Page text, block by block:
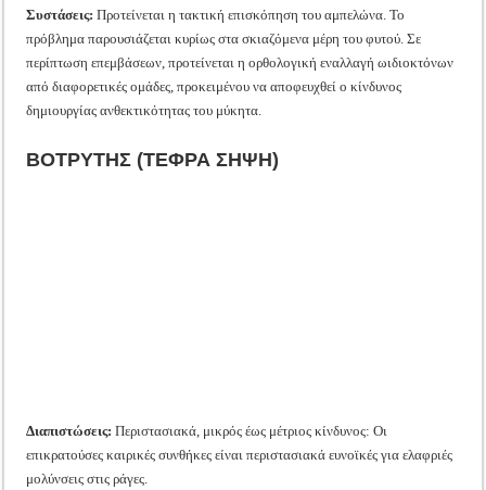
Συστάσεις: Προτείνεται η τακτική επισκόπηση του αμπελώνα. Το
πρόβλημα παρουσιάζεται κυρίως στα σκιαζόμενα μέρη του φυτού. Σε
περίπτωση επεμβάσεων, προτείνεται η ορθολογική εναλλαγή ωιδιοκτόνων
από διαφορετικές ομάδες, προκειμένου να αποφευχθεί ο κίνδυνος
δημιουργίας ανθεκτικότητας του μύκητα.
ΒΟΤΡΥΤΗΣ (ΤΕΦΡΑ ΣΗΨΗ)
Διαπιστώσεις: Περιστασιακά, μικρός έως μέτριος κίνδυνος: Οι
επικρατούσες καιρικές συνθήκες είναι περιστασιακά ευνοϊκές για ελαφριές
μολύνσεις στις ράγες.